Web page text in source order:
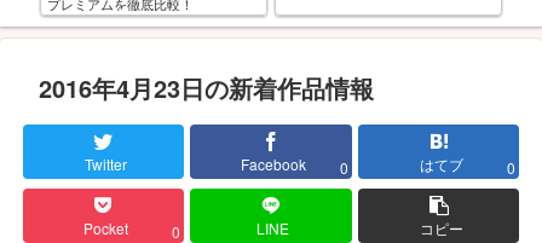
2016年4月23日の新着作品情報
Twitter Facebook 0 はてブ 0
Pocket 0 LINE コピー